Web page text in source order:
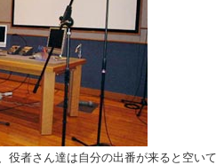
者さん達は自分の出番が来ると空い